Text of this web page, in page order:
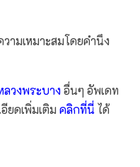
ามเหมาะสมโดยคำนึง
ลวงพระบางอื่นๆ อัพเดท
ยดเพิ่มเติม คลิกที่นี่ ได้